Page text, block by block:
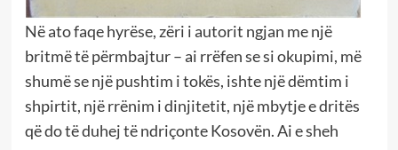
Në ato faqe hyrëse, zëri i autorit ngjan me një
britmë të përmbajtur – ai rrëfen se si okupimi, më
shumë se një pushtim i tokës, ishte një dëmtim i
shpirtit, një rrënim i dinjitetit, një mbytje e dritës
që do të duhej të ndriçonte Kosovën. Ai e sheh